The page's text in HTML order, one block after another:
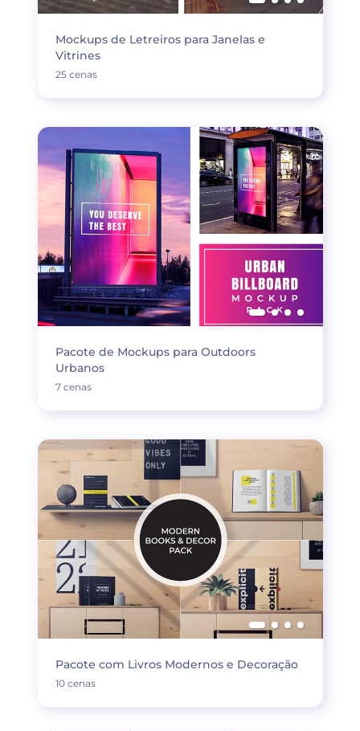
Mockups de Letreiros para Janelas e
Vitrines
25 cenas
Pacote de Mockups para Outdoors
Urbanos
7 cenas
Pacote com Livros Modernos e Decoração
10 cenas